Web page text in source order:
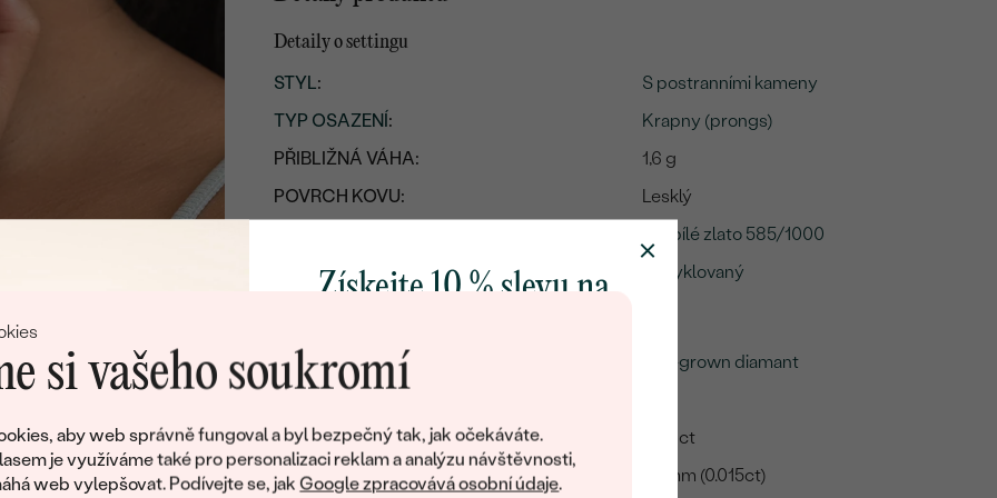
si vašeho soukromí
aby web správně fungoval a byl bezpečný tak, jak očekáváte.
je využíváme také pro personalizaci reklam a analýzu návštěvnosti,
web vylepšovat. Podívejte se, jakGoogle zpracovává osobní údaje.
Detaily o settingu
STYL:
S postranními kameny
TYP OSAZENÍ:
Krapny (prongs)
PŘIBLIŽNÁ VÁHA:
1,6 g
POVRCH KOVU:
Lesklý
14k bílé zlato 585/1000
PŮVOD KOVU
: Recyklovaný
DRUH:
Lab-grown diamant
KARÁTOVÁ VÁHA:
0.03 ct
ROZMĚRY:
1.5 mm (0.015ct)
Získejte 10 % slevu na
poctivě vyráběných šperků Eppi.
Jako dárek na přivítání vám obratem
zašleme slevový kód na váš první